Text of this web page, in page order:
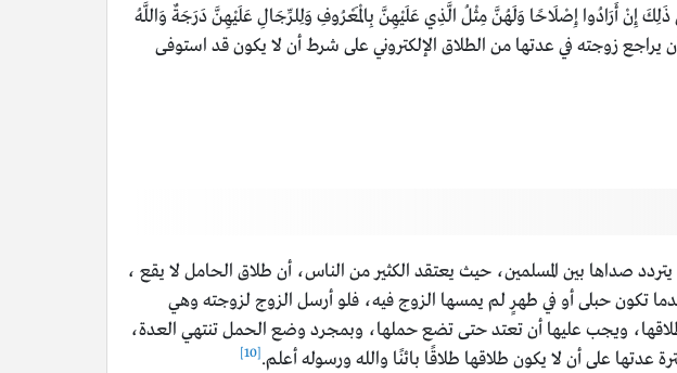
إِنْ أَرَادُوا إِصْلَاحًا وَلَهُنَّ مِثْلُ الَّذِي عَلَيْهِنَّ بِالْمَعْرُوفِ وَلِلرِّجَالِ عَلَيْهِنَّ دَرَجَةٌ وَاللَّهُ
زوجته في عدتها من الطلاق الإلكتروني على شرط أن لا يكون قد استوفى
صداها بين المسلمين، حيث يعتقد الكثير من الناس، أن طلاق الحامل لا يقع ،
تكون حبلى أو في طهرٍ لم يمسها الزوج فيه، فلو أرسل الزوج لزوجته وهي
ويجب عليها أن تعتد حتى تضع حملها، وبمجرد وضع الحمل تنتهي العدة،
على أن لا يكون طلاقها طلاقًا بائنًا والله ورسوله أعلم.[10]